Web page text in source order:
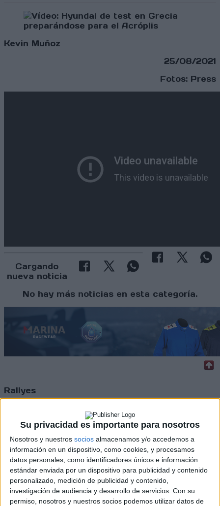
Su privacidad es importante para nosotros
Nosotros y nuestros socios almacenamos y/o accedemos a
información en un dispositivo, como cookies, y procesamos
datos personales, como identificadores únicos e información
estándar enviada por un dispositivo para publicidad y contenido
personalizado, medición de publicidad y contenido,
investigación de audiencia y desarrollo de servicios. Con su
permiso, nosotros y nuestros socios podemos utilizar datos de
Kevin Muñoz
25/08/2021
Fotos: Press
Cargando
nueva noticia
No hay más noticias en esta categoría.
Rallyes
ERC
CERA
CERT
Internacionales
Campeonatos Autonómicos
Históricos
Dakar
RallyCross